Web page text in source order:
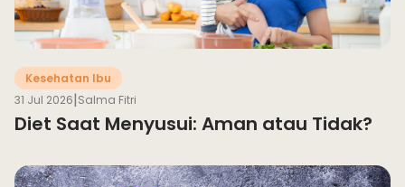
Kesehatan Ibu
31 Jul 2026|Salma Fitri
Diet Saat Menyusui: Aman atau Tidak?